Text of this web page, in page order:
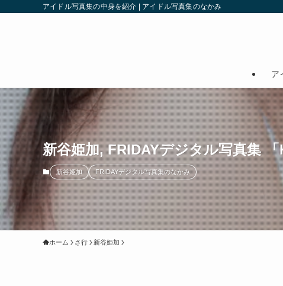
アイドル写真集の中身を紹介 | アイドル写真集のなかみ
ア
新谷姫加, FRIDAYデジタル写真集
新谷姫加 FRIDAYデジタル写真集のなかみ
ホーム さ行 新谷姫加